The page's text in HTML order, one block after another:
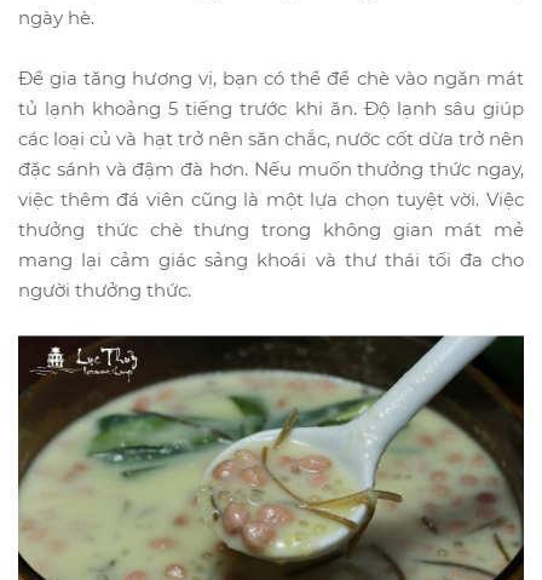
ngày hè.
Để gia tăng hương vị, bạn có thể để chè vào ngăn mát
tủ lạnh khoảng 5 tiếng trước khi ăn. Độ lạnh sâu giúp
các loại củ và hạt trở nên săn chắc, nước cốt dừa trở nên
đặc sánh và đậm đà hơn. Nếu muốn thưởng thức ngay,
việc thêm đá viên cũng là một lựa chọn tuyệt vời. Việc
thưởng thức chè thưng trong không gian mát mẻ
mang lại cảm giác sảng khoái và thư thái tối đa cho
người thưởng thức.